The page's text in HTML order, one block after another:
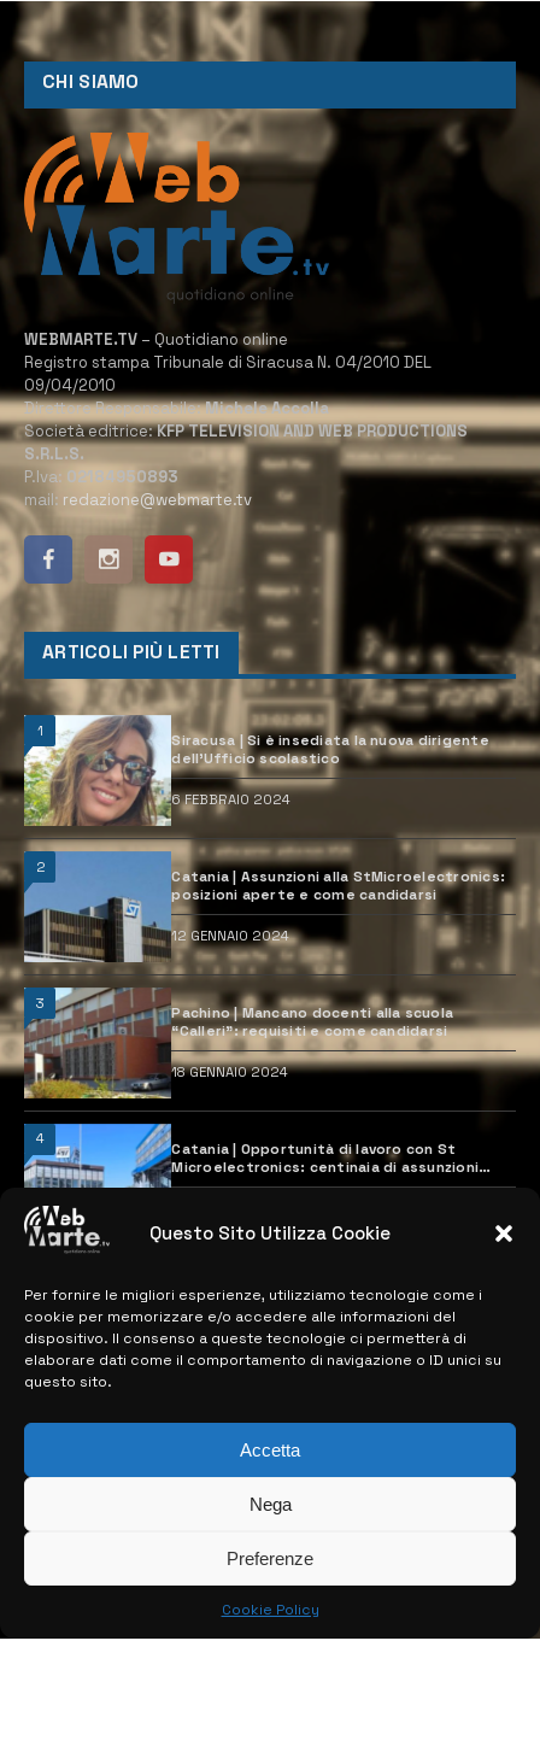
Questo Sito Utilizza Cookie
Per fornire le migliori esperienze, utilizziamo tecnologie come i
cookie per memorizzare e/o accedere alle informazioni del
dispositivo. Il consenso a queste tecnologie ci permetterà di
elaborare dati come il comportamento di navigazione o ID unici su
questo sito.
Accetta
Nega
Preferenze
Cookie Policy
CHI SIAMO
WEBMARTE.TV – Quotidiano online
Registro stampa Tribunale di Siracusa N. 04/2010 DEL
09/04/2010
Direttore Responsabile:Michele Accolla
Società editrice:KFP TELEVISION AND WEB PRODUCTIONS
S.R.L.S.
P.Iva: 02184950893
mail: redazione@webmarte.tv
ARTICOLI PIÙ LETTI
1
Siracusa | Si è insediata la nuova dirigente
dell’Ufficio scolastico
6 FEBBRAIO 2024
2
Catania | Assunzioni alla StMicroelectronics:
posizioni aperte e come candidarsi
12 GENNAIO 2024
3
Pachino | Mancano docenti alla scuola
“Calleri”: requisiti e come candidarsi
18 GENNAIO 2024
4
Catania | Opportunità di lavoro con St
Microelectronics: centinaia di assunzioni
previste
MAPPA DEL SITO
> NOTIZIE